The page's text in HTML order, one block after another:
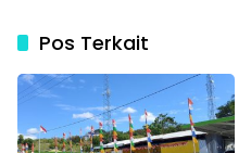
Pos Terkait